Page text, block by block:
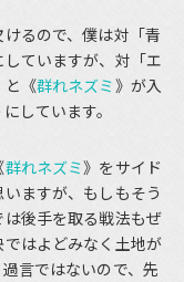
るので、僕は対「青
ていますが、対「エ
と《群れネズミ》が入
しています。
群れネズミ》をサイド
ますが、もしもそう
後手を取る戦法もぜ
はよどみなく土地が
言ではないので、先